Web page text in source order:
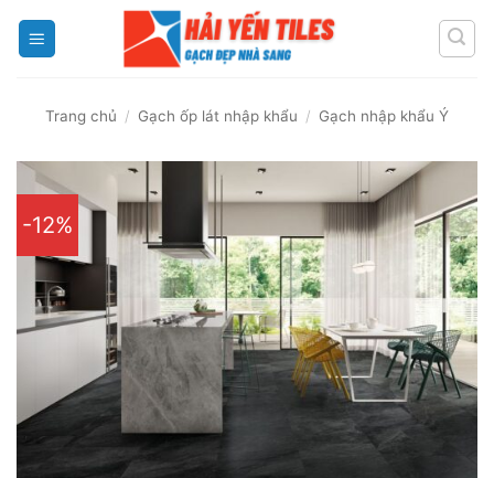
Trang chủ / Gạch ốp lát nhập khẩu / Gạch nhập khẩu Ý
-12%